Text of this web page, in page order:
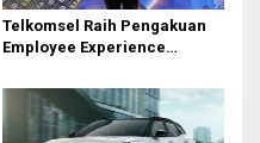
Telkomsel Raih Pengakuan
Employee Experience
Asia